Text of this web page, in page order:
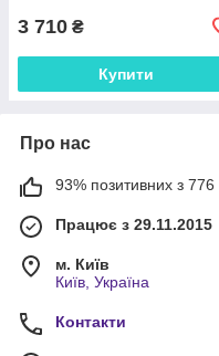
3 710 ₴
Купити
Про нас
93% позитивних з 776
Працює з 29.11.2015
м. Київ
Київ, Україна
Контакти